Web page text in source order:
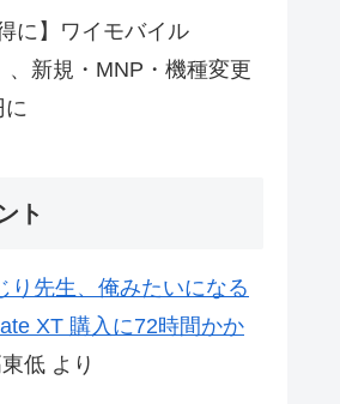
に】ワイモバイル
、新規・MNP・機種変更
ト
り先生、俺みたいになる
XT 購入に72時間かか
低 より